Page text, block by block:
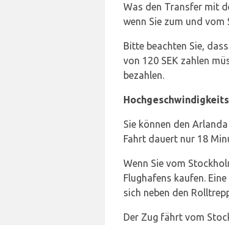
Was den Transfer mit
wenn Sie zum und
Bitte beachten Sie,
von 120 SEK zahlen
bezahlen.
Sie können den
Fahrt dauert nur 18
Wenn Sie vom
Flughafens kaufen.
sich neben den
Der Zug fährt vom